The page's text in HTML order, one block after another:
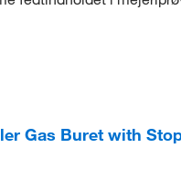
Gas Buret with